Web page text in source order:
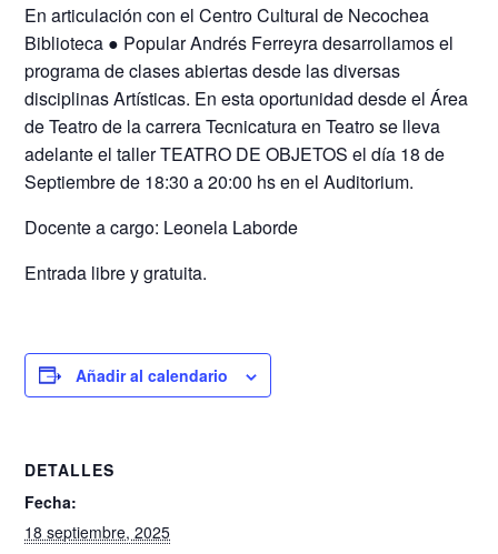
En articulación con el Centro Cultural de Necochea
Biblioteca ● Popular Andrés Ferreyra desarrollamos el
programa de clases abiertas desde las diversas
disciplinas Artísticas. En esta oportunidad desde el Área
de Teatro de la carrera Tecnicatura en Teatro se lleva
adelante el taller TEATRO DE OBJETOS el día 18 de
Septiembre de 18:30 a 20:00 hs en el Auditorium.
Docente a cargo: Leonela Laborde
Entrada libre y gratuita.
Añadir al calendario
DETALLES
Fecha:
18 septiembre, 2025